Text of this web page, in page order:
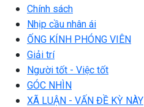
Chính sách
Nhịp cầu nhân ái
ỐNG KÍNH PHÓNG VIÊN
Giải trí
Người tốt - Việc tốt
GÓC NHÌN
XÃ LUẬN - VẤN ĐỀ KỲ NÀY